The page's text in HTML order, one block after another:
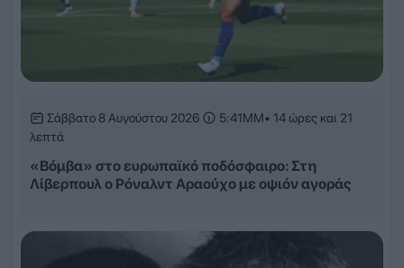
Σάββατο 8 Αυγούστου 2026 5:41ΜΜ• 14 ώρες και 21
λεπτά
«Βόμβα» στο ευρωπαϊκό ποδόσφαιρο: Στη
Λίβερπουλ ο Ρόναλντ Αραούχο με οψιόν αγοράς